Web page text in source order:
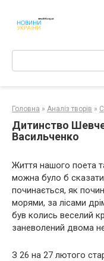
контенту
Поиск:
Головна » Аналіз творів »
Дитинство
Васильченко
Життя нашого поета
можна було б
починається, як
морями, за лісами
був колись веселий
заневолений двома
З 26 на 27 лютого